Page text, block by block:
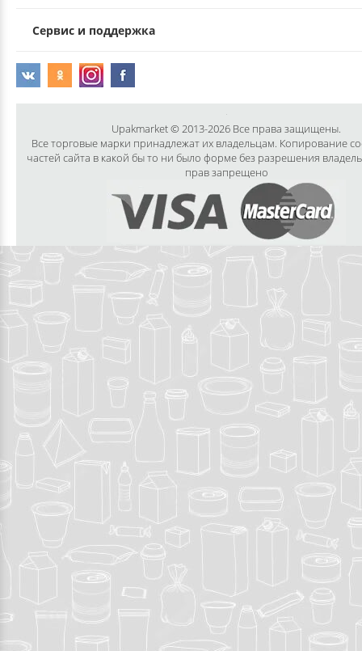
Сервис и поддержка
Upakmarket © 2013-2026 Все права защищены.
Все торговые марки принадлежат их владельцам. Копирование
частей сайта в какой бы то ни было форме без разрешения
прав запрещено